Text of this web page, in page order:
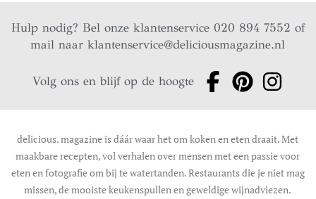
Hulp nodig? Bel onze klantenservice 020 894 7552 of
mail naarklantenservice@deliciousmagazine.nl
Volg ons en blijf op de hoogte
delicious. magazine is dáár waar het om koken en eten draait. Met
maakbare recepten, vol verhalen over mensen met een passie voor
eten en fotografie om bij te watertanden. Restaurants die je niet mag
missen, de mooiste keukenspullen en geweldige wijnadviezen.